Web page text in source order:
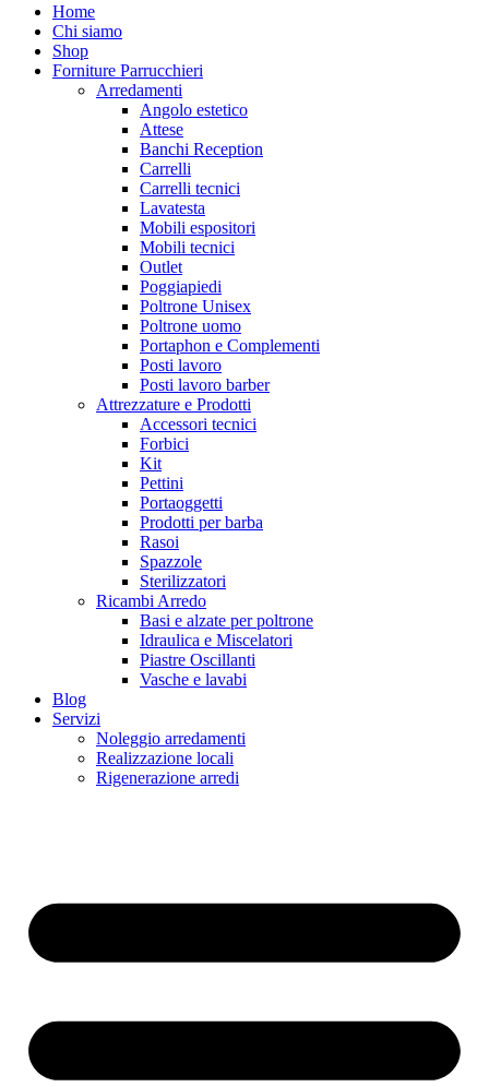
Home
Chi siamo
Shop
Forniture Parrucchieri
Arredamenti
Angolo estetico
Attese
Banchi Reception
Carrelli
Carrelli tecnici
Lavatesta
Mobili espositori
Mobili tecnici
Outlet
Poggiapiedi
Poltrone Unisex
Poltrone uomo
Portaphon e Complementi
Posti lavoro
Posti lavoro barber
Attrezzature e Prodotti
Accessori tecnici
Forbici
Kit
Pettini
Portaoggetti
Prodotti per barba
Rasoi
Spazzole
Sterilizzatori
Ricambi Arredo
Basi e alzate per poltrone
Idraulica e Miscelatori
Piastre Oscillanti
Vasche e lavabi
Blog
Servizi
Noleggio arredamenti
Realizzazione locali
Rigenerazione arredi